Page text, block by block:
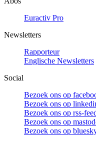
Euractiv Pro
Newsletters
Rapporteur
Englische Newsletters
Social
Bezoek ons op
Bezoek ons op
Bezoek ons op rss-
Bezoek ons op
Bezoek ons op